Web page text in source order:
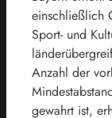
einschließlich
Sport- und
Anzahl der
gewahrt ist,